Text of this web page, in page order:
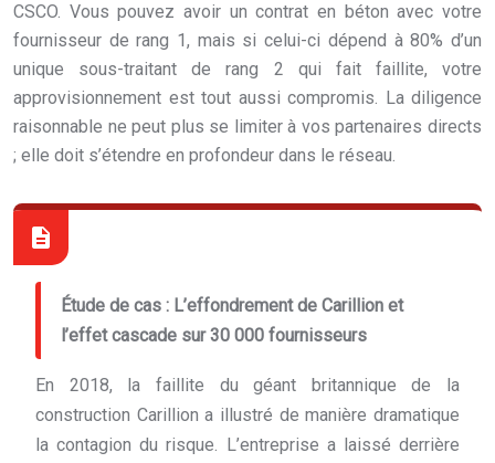
CSCO. Vous pouvez avoir un contrat en béton avec votre
fournisseur de rang 1, mais si celui-ci dépend à 80% d’un
unique sous-traitant de rang 2 qui fait faillite, votre
approvisionnement est tout aussi compromis. La diligence
raisonnable ne peut plus se limiter à vos partenaires directs
; elle doit s’étendre en profondeur dans le réseau.
Étude de cas : L’effondrement de Carillion et
l’effet cascade sur 30 000 fournisseurs
En 2018, la faillite du géant britannique de la
construction Carillion a illustré de manière dramatique
la contagion du risque. L’entreprise a laissé derrière